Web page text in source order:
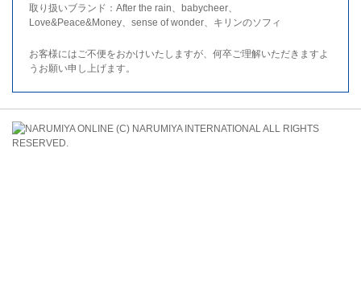
取り扱いブランド：After the rain、babycheer、
Love&Peace&Money、sense of wonder、キリンのソフィ
お客様にはご不便をおかけいたしますが、何卒ご理解いただきますよ
うお願い申し上げます。